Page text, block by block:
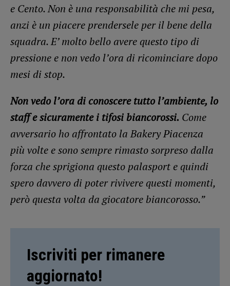
e Cento. Non è una responsabilità che mi pesa,
anzi è un piacere prendersele per il bene della
squadra. E’ molto bello avere questo tipo di
pressione e non vedo l’ora di ricominciare dopo
mesi di stop.
Non vedo l’ora di conoscere tutto l’ambiente, lo
staff e sicuramente i tifosi biancorossi. Come
avversario ho affrontato la Bakery Piacenza
più volte e sono sempre rimasto sorpreso dalla
forza che sprigiona questo palasport e quindi
spero davvero di poter rivivere questi momenti,
però questa volta da giocatore biancorosso.”
Iscriviti per rimanere
aggiornato!